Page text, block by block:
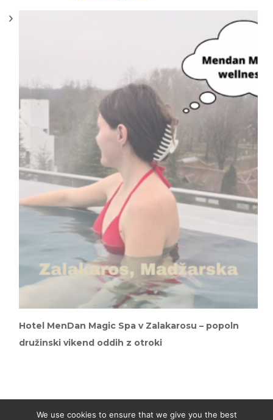
Hotel MenDan Magic Spa v Zalakarosu – popoln
družinski vikend oddih z otroki
We use cookies to ensure that we give you the best